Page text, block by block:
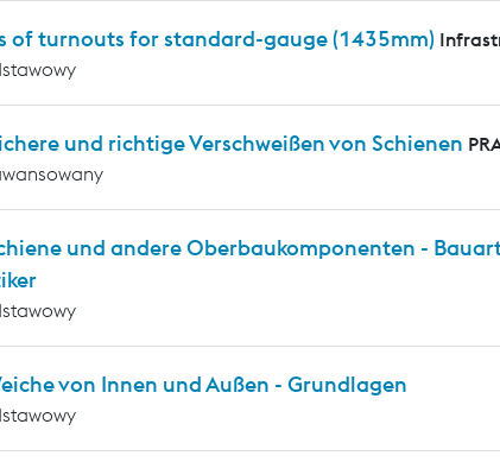
of turnouts for standard-gauge (1435mm)
und richtige Verschweißen von Schienen
und andere Oberbaukomponenten -
von Innen und Außen - Grundlagen